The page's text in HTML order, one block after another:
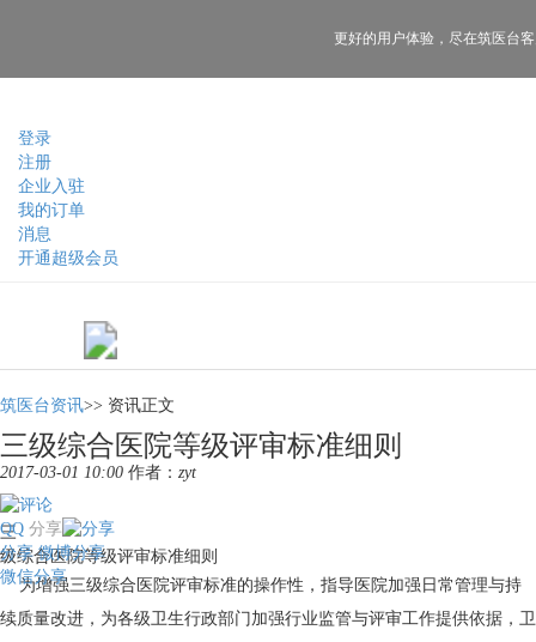
登录
注册
企业入驻
我的订单
消息
开通超级会员
更好的用户体验， 尽在筑医台
筑医台资讯>> 资讯正文
三级综合医院等级评审标准细则
2017-03-01 10:00 作者： zyt
分享
QQ
分享 微博分享
微信分享
三
级综合医院等级评审标准细则
为增强三级综合医院评审标准的操作性，指导医院加强日常管理与持
续质量改进，为各级卫生行政部门加强行业监管与评审工作提供依据，卫